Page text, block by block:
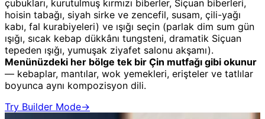
çubukları, kurutulmuş kırmızı biberler, Siçuan biberleri,
hoisin tabağı, siyah sirke ve zencefil, susam, çili-yağı
kabı, fal kurabiyeleri) ve ışığı seçin (parlak dim sum gün
ışığı, sıcak kebap dükkânı tungsteni, dramatik Siçuan
tepeden ışığı, yumuşak ziyafet salonu akşamı).
Menünüzdeki her bölge tek bir Çin mutfağı gibi okunur
— kebaplar, mantılar, wok yemekleri, erişteler ve tatlılar
boyunca aynı kompozisyon dili.
Try Builder Mode→